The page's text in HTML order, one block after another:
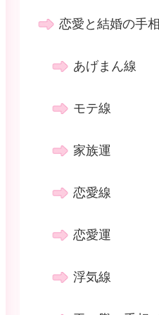
恋愛と結婚の手相
あげまん線
モテ線
家族運
恋愛線
恋愛運
浮気線